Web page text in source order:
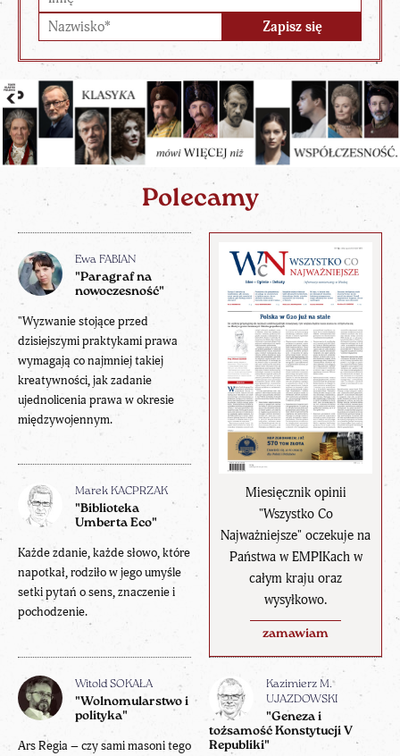
Polecamy
Miesięcznik opinii
"Wszystko Co
Najważniejsze" oczekuje na
Państwa w EMPIKach w
całym kraju oraz
wysyłkowo.
zamawiam
Ewa FABIAN
"Paragraf na
nowoczesność"
"Wyzwanie stojące przed
dzisiejszymi praktykami prawa
wymagają co najmniej takiej
kreatywności, jak zadanie
ujednolicenia prawa w okresie
międzywojennym.
Marek KACPRZAK
"Biblioteka
Umberta Eco"
Każde zdanie, każde słowo, które
napotkał, rodziło w jego umyśle
setki pytań o sens, znaczenie i
pochodzenie.
Witold SOKAŁA
"Wolnomularstwo i
polityka"
Ars Regia – czy sami masoni tego
Kazimierz M.
UJAZDOWSKI
"Geneza i
tożsamość Konstytucji V
Republiki"